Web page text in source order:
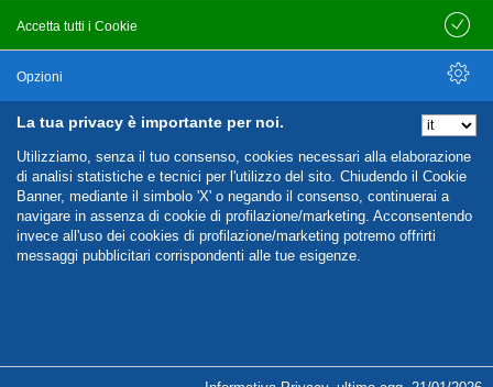
La tua privacy è importante per noi.
Utilizziamo, senza il tuo consenso, cookies necessari alla elaborazione
di analisi statistiche e tecnici per l'utilizzo del sito. Chiudendo il Cookie
Banner, mediante il simbolo 'X' o negando il consenso, continuerai a
navigare in assenza di cookie di profilazione/marketing. Acconsentendo
invece all'uso dei cookies di profilazione/marketing potremo offrirti
messaggi pubblicitari corrispondenti alle tue esigenze.
Accetta tutti i Cookie
Salva
Opzioni
Nascondi Opzioni